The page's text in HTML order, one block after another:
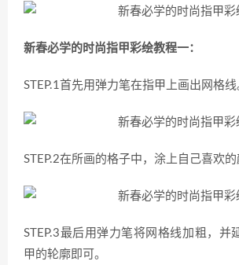
新春必学的时尚指甲彩绘教程一：
STEP.1首先用弹力笔在指甲上画出网格线
STEP.2在所画的格子中，涂上自己喜欢的
STEP.3最后用弹力笔将网格线加粗，并
甲的轮廓即可。